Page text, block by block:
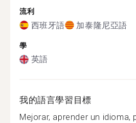
流利
西班牙語 加泰隆尼亞語
學
英語
我的語言學習目標
Mejorar, aprender un idioma,